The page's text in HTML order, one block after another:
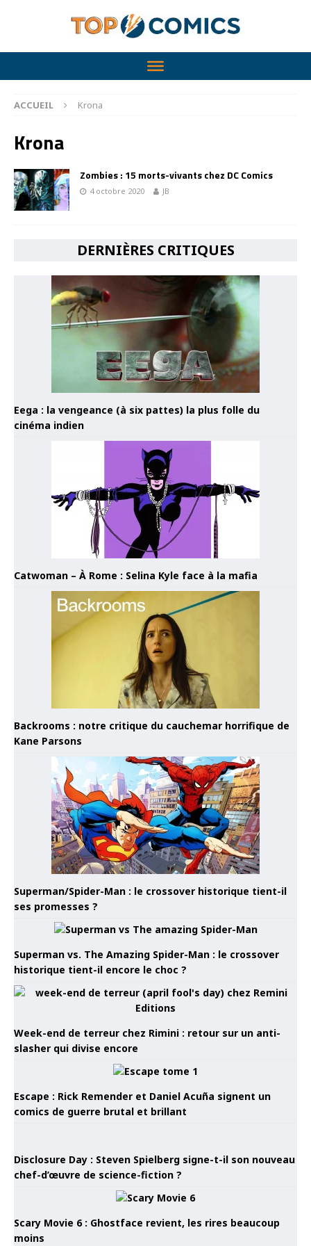
ACCUEIL Krona
Krona
Zombies : 15 morts-vivants chez DC Comics
4 octobre 2020 JB
DERNIÈRES CRITIQUES
Eega : la vengeance (à six pattes) la plus folle du
cinéma indien
Catwoman – À Rome : Selina Kyle face à la mafia
Backrooms : notre critique du cauchemar horrifique de
Kane Parsons
Superman/Spider-Man : le crossover historique tient-il
ses promesses ?
Superman vs. The Amazing Spider-Man : le crossover
historique tient-il encore le choc ?
Week-end de terreur chez Rimini : retour sur un anti-
slasher qui divise encore
Escape : Rick Remender et Daniel Acuña signent un
comics de guerre brutal et brillant
Disclosure Day : Steven Spielberg signe-t-il son nouveau
chef-d’œuvre de science-fiction ?
Scary Movie 6 : Ghostface revient, les rires beaucoup
moins